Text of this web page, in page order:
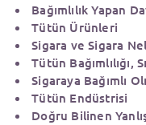
Bağımlılık Yapan
Tütün Ürünleri
Sigara ve Sigara
Tütün Bağımlılığı,
Sigaraya Bağımlı
Tütün Endüstrisi
Doğru Bilinen